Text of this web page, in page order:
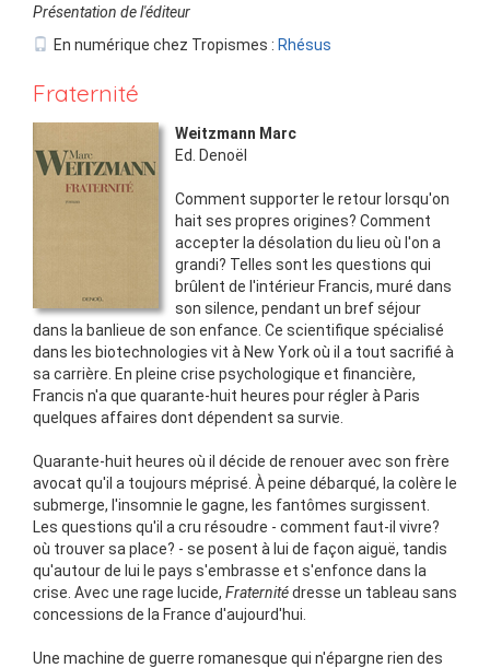
Présentation de l'éditeur
En numérique chez Tropismes : Rhésus
Fraternité
Weitzmann Marc
Ed.
Denoël
Comment supporter le retour lorsqu'on
hait ses propres origines? Comment
accepter la désolation du lieu où l'on a
grandi? Telles sont les questions qui
brûlent de l'intérieur Francis, muré dans
son silence, pendant un bref séjour
dans la banlieue de son enfance. Ce scientifique spécialisé
dans les biotechnologies vit à New York où il a tout sacrifié à
sa carrière. En pleine crise psychologique et financière,
Francis n'a que quarante-huit heures pour régler à Paris
quelques affaires dont dépendent sa survie.
Quarante-huit heures où il décide de renouer avec son frère
avocat qu'il a toujours méprisé. À peine débarqué, la colère le
submerge, l'insomnie le gagne, les fantômes surgissent.
Les questions qu'il a cru résoudre - comment faut-il vivre?
où trouver sa place? - se posent à lui de façon aiguë, tandis
qu'autour de lui le pays s'embrasse et s'enfonce dans la
crise. Avec une rage lucide, Fraternitédresse un tableau sans
concessions de la France d'aujourd'hui.
Une machine de guerre romanesque qui n'épargne rien des